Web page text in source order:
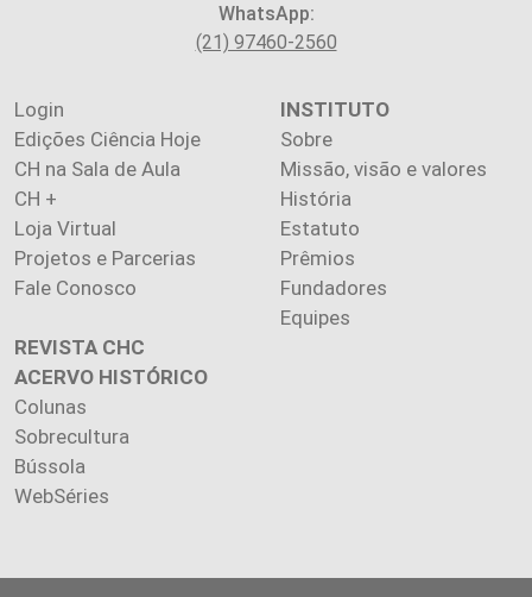
WhatsApp:
(21) 97460-2560
Login
Edições Ciência Hoje
CH na Sala de Aula
CH +
Loja Virtual
Projetos e Parcerias
Fale Conosco
INSTITUTO
Sobre
Missão, visão e valores
História
Estatuto
Prêmios
Fundadores
Equipes
REVISTA CHC
ACERVO HISTÓRICO
Colunas
Sobrecultura
Bússola
WebSéries